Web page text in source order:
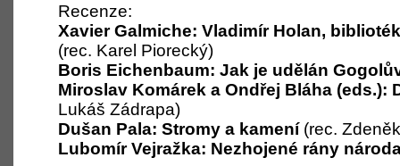
Recenze:
Xavier Galmiche: Vladimír Holan,
(rec. Karel Piorecký)
Boris Eichenbaum: Jak je udělán
Miroslav Komárek a Ondřej Bláha
Lukáš Zádrapa)
Dušan Pala: Stromy a kamení (rec.
Lubomír Vejražka: Nezhojené rány